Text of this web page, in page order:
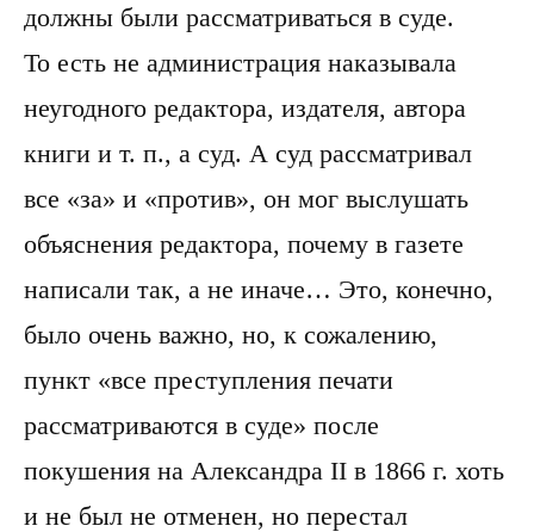
должны были рассматриваться в суде.
То есть не администрация наказывала
неугодного редактора, издателя, автора
книги и т. п., а суд. А суд рассматривал
все «за» и «против», он мог выслушать
объяснения редактора, почему в газете
написали так, а не иначе… Это, конечно,
было очень важно, но, к сожалению,
пункт «все преступления печати
рассматриваются в суде» после
покушения на Александра II в 1866 г. хоть
и не был не отменен, но перестал